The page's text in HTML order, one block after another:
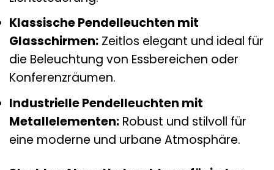
Klassische Pendelleuchten mit
Glasschirmen: Zeitlos elegant und ideal für
die Beleuchtung von Essbereichen oder
Konferenzräumen.
Industrielle Pendelleuchten mit
Metallelementen: Robust und stilvoll für
eine moderne und urbane Atmosphäre.